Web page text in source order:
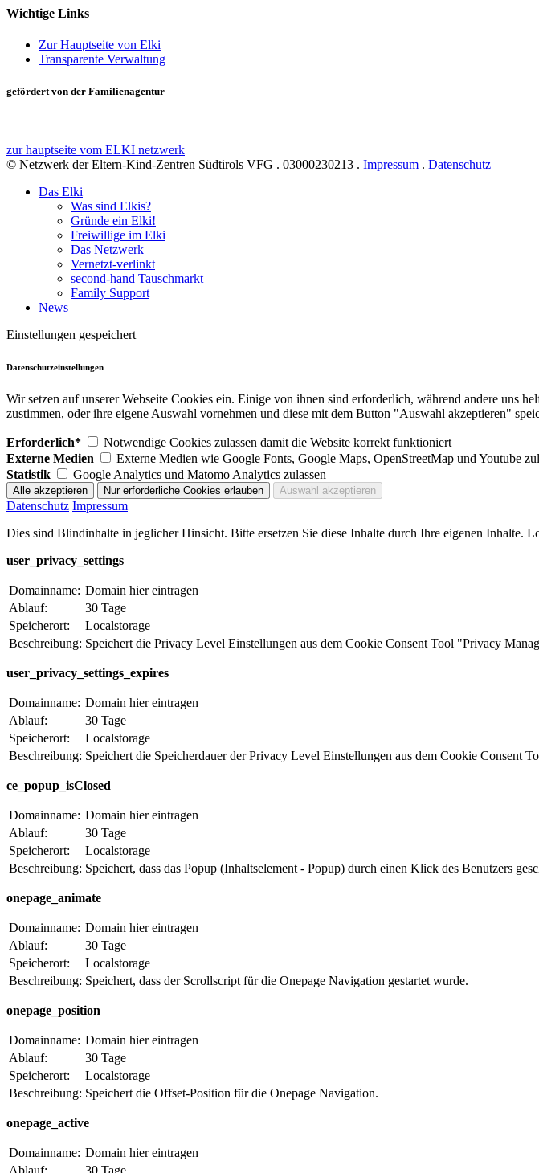
Wichtige Links
Zur Hauptseite von Elki
Transparente Verwaltung
gefördert von der Familienagentur
zur hauptseite vom ELKI netzwerk
© Netzwerk der Eltern-Kind-Zentren Südtirols VFG . 03000230213 . Impressum . Datenschutz
Das Elki
Was sind Elkis?
Gründe ein Elki!
Freiwillige im Elki
Das Netzwerk
Vernetzt-verlinkt
second-hand Tauschmarkt
Family Support
News
Einstellungen gespeichert
Datenschutzeinstellungen
Wir setzen auf unserer Webseite Cookies ein. Einige von ihnen sind erforderlich, während andere uns
zustimmen, oder ihre eigene Auswahl vornehmen und diese mit dem Button "Auswahl akzeptieren"
Erforderlich*
Notwendige Cookies zulassen damit die Website korrekt funktioniert
Externe Medien
Externe Medien wie Google Fonts, Google Maps, OpenStreetMap und Youtube
Statistik
Google Analytics und Matomo Analytics zulassen
Datenschutz Impressum
Dies sind Blindinhalte in jeglicher Hinsicht. Bitte ersetzen Sie diese Inhalte durch Ihre eigenen Inhalte.
user_privacy_settings
Domainname: Domain hier eintragen
Ablauf:
30 Tage
Speicherort:
Localstorage
Beschreibung: Speichert die Privacy Level Einstellungen aus dem Cookie Consent Tool "Privacy
user_privacy_settings_expires
Domainname: Domain hier eintragen
Ablauf:
30 Tage
Speicherort:
Localstorage
Beschreibung: Speichert die Speicherdauer der Privacy Level Einstellungen aus dem Cookie Consent
ce_popup_isClosed
Domainname: Domain hier eintragen
Ablauf:
30 Tage
Speicherort:
Localstorage
Beschreibung: Speichert, dass das Popup (Inhaltselement - Popup) durch einen Klick des Benutzers
onepage_animate
Domainname: Domain hier eintragen
Ablauf:
30 Tage
Speicherort:
Localstorage
Beschreibung: Speichert, dass der Scrollscript für die Onepage Navigation gestartet wurde.
onepage_position
Domainname: Domain hier eintragen
Ablauf:
30 Tage
Speicherort:
Localstorage
Beschreibung: Speichert die Offset-Position für die Onepage Navigation.
onepage_active
Domainname: Domain hier eintragen
Ablauf:
30 Tage